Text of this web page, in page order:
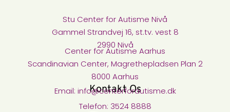
Stu Center for Autisme Nivå​
Gammel Strandvej 16, st.tv. vest 8
2990 Nivå
Center for Autisme Aarhus
Scandinavian Center, Magrethepladsen Plan 2
8000 Aarhus
Kontakt Os
Email: info@centerforautisme.dk
Telefon: 3524 8888